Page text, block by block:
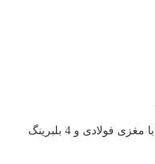
- طوقه های پلاستیکی فشرده شده مقاوم با مغزی فولادی و 4 بلبرینگ